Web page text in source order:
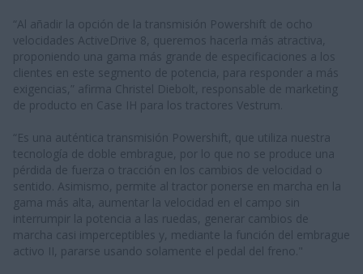
“Al añadir la opción de la transmisión Powershift de ocho
velocidades ActiveDrive 8, queremos hacerla más atractiva,
proponiendo una gama más grande de especificaciones a los
clientes en este segmento de potencia, para responder a más
exigencias,” afirma Christel Diebolt, responsable de marketing
de producto en Case IH para los tractores Vestrum.
“Es una auténtica transmisión Powershift, que utiliza nuestra
tecnología de doble embrague, por lo que no se produce una
pérdida de fuerza o tracción en los cambios de velocidad o
sentido. Asimismo, permite al tractor ponerse en marcha en la
gama más alta, aumentar la velocidad en el campo sin
interrumpir la potencia a las ruedas, generar cambios de
marcha casi imperceptibles y, mediante la función del embrague
activo II, pararse usando solamente el pedal del freno."